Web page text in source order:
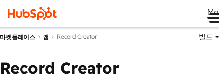
마켓플레이스 앱 Record Creator 빌드
Record Creator